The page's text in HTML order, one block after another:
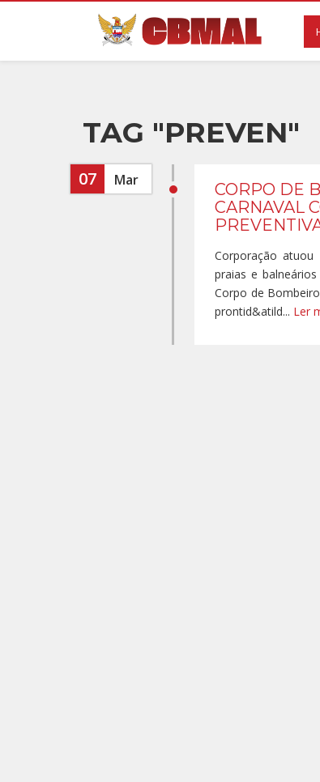
TAG "PREVEN"
07 Mar
CORPO DE
CARNAVAL
Corporação
praias e
Corpo de
prontid&atild... Ler